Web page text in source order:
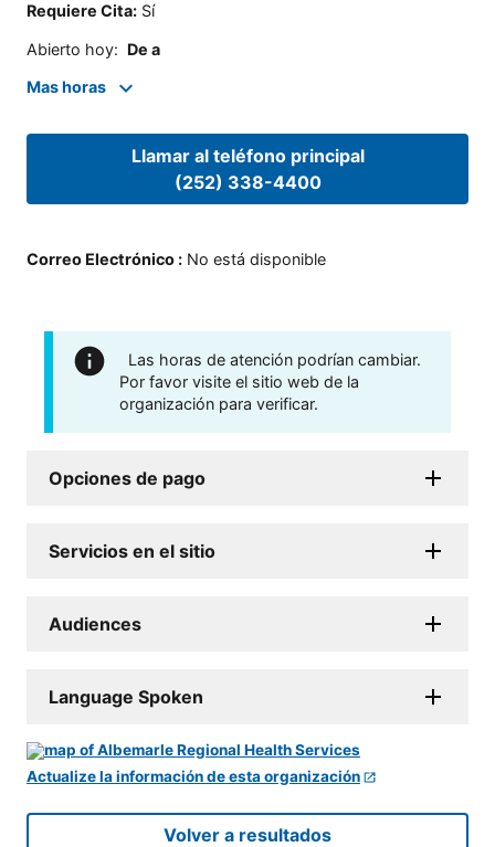
Requiere Cita: Sí
Abierto hoy: De a
Mas horas
Llamar al teléfono principal
(252) 338-4400
Correo Electrónico : No está disponible
Las horas de atención podrían cambiar.
Por favor visite el sitio web de la
organización para verificar.
Opciones de pago
Servicios en el sitio
Audiences
Language Spoken
Actualize la información de esta organización
Volver a resultados